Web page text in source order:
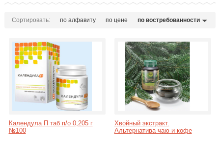
Сортировать: по алфавиту по цене по востребованности
Календула П таб п/о 0,205 г
№100
Хвойный экстракт.
Альтернатива чаю и кофе